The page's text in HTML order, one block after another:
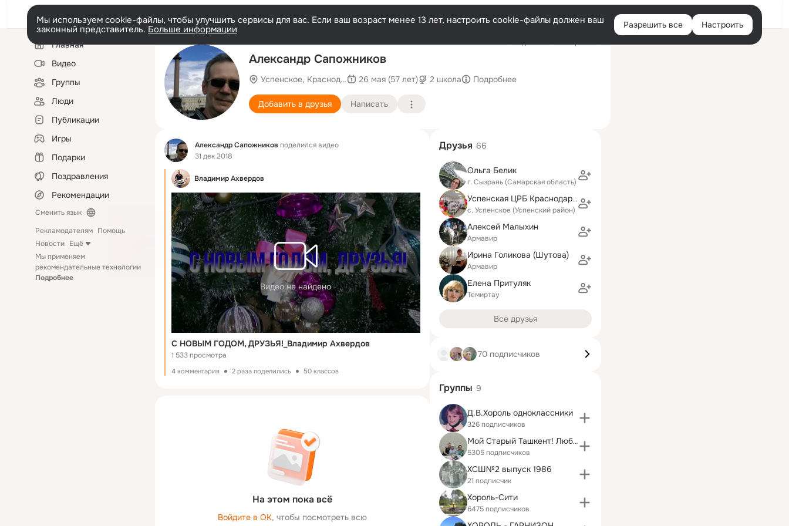
Войти
Мы используем cookie-файлы, чтобы улучшить сервисы для вас. Если ваш возраст менее 13 лет, настроить cookie-файлы должен ваш
законный представитель. Больше информации Разрешить все Настроить
Левая
колонкаГлавная
Видео
Группы
Люди
Публикации
Игры
Подарки
Поздравления
Рекомендации
Сменить язык
Рекламодателям Помощь
Новости Ещё
Мы применяем
рекомендательные технологии
Подробнее
Александр Сапожников
Успенское, Краснодарский край26 мая (57 лет) 2 школа Подробнее
Добавить в друзья Написать
Фид Александр Сапожников поделился видео
31 дек 2018
Владимир Ахвердов
Видео не найдено
С НОВЫМ ГОДОМ, ДРУЗЬЯ!_Владимир Ахвердов
1 533 просмотра
4 комментария 2 раза поделились 50 классов
На этом пока всё
Войдите в ОК, чтобы посмотреть всю
Друзья 66
Ольга Белик
г. Сызрань (Самарская область)
Успенская ЦРБ Краснодарского края
с. Успенское (Успенский район)
Алексей Малыхин
Армавир
Ирина Голикова (Шутова)
Армавир
Елена Притуляк
Темиртау
Все друзья
70 подписчиков
Группы 9
Д.В.Хороль одноклассники
326 подписчиков
Мой Старый Ташкент! Люблю!!! Помню!!!
5305 подписчиков
ХСШ№2 выпуск 1986
21 подписчик
Хороль-Сити
6475 подписчиков